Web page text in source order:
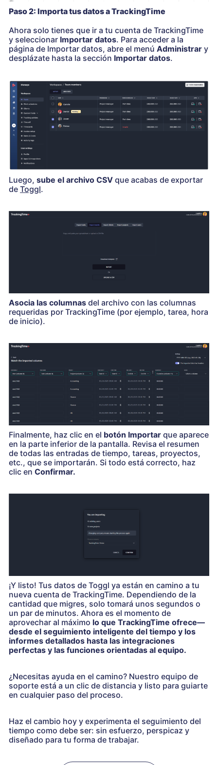
Paso 2: Importa tus datos a TrackingTime
Ahora solo tienes que ir a tu cuenta de TrackingTime
y seleccionar Importar datos. Para acceder a la
página de Importar datos, abre el menú Administrar y
desplázate hasta la sección Importar datos.
Luego, sube el archivo CSV que acabas de exportar
de Toggl.
Asocia las columnas del archivo con las columnas
requeridas por TrackingTime (por ejemplo, tarea, hora
de inicio).
Finalmente, haz clic en el botón Importar que aparece
en la parte inferior de la pantalla. Revisa el resumen
de todas las entradas de tiempo, tareas, proyectos,
etc., que se importarán. Si todo está correcto, haz
clic en Confirmar.
¡Y listo! Tus datos de Toggl ya están en camino a tu
nueva cuenta de TrackingTime. Dependiendo de la
cantidad que migres, solo tomará unos segundos o
un par de minutos. Ahora es el momento de
aprovechar al máximo lo que TrackingTime ofrece—
desde el seguimiento inteligente del tiempo y los
informes detallados hasta las integraciones
perfectas y las funciones orientadas al equipo.
¿Necesitas ayuda en el camino? Nuestro equipo de
soporte está a un clic de distancia y listo para guiarte
en cualquier paso del proceso.
Haz el cambio hoy y experimenta el seguimiento del
tiempo como debe ser: sin esfuerzo, perspicaz y
diseñado para tu forma de trabajar.